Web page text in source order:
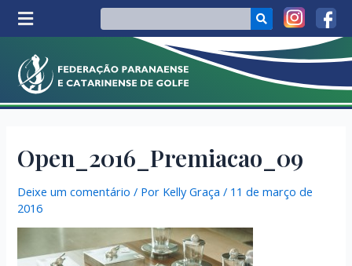
Open_2016_Premiacao_09
Deixe um comentário / Por Kelly Graça / 11 de março de
2016